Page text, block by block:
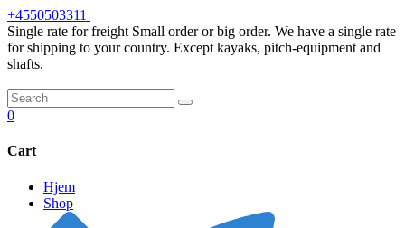
Skip
to
content
+4550503311
Single rate for freight Small order or big order. We have a single rate
for shipping to your country. Except kayaks, pitch-equipment and
shafts.
0
Cart
Hjem
Shop